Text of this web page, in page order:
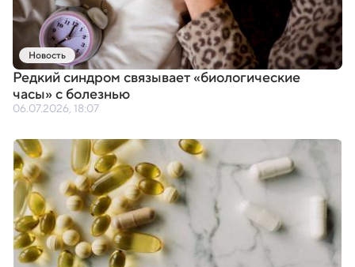
Новость
Редкий синдром связывает«биологические
часы» с болезнью
06.07.2026, 18:07